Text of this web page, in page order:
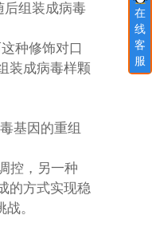
在
线
客
服
后组装成病毒
种修饰对口
装成病毒样颗
基因的重组
控，另一种
的方式实现稳
。